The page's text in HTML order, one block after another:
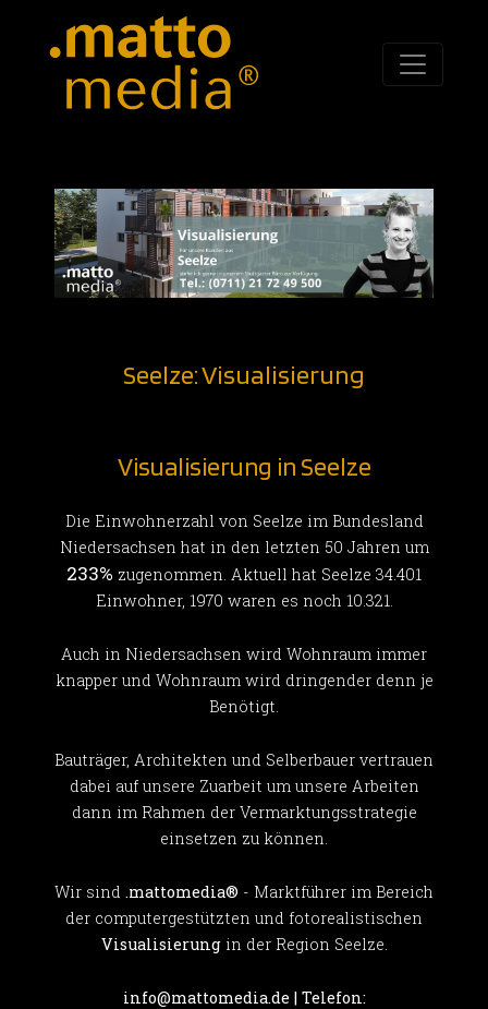
Seelze: Visualisierung
Visualisierung in Seelze
Die Einwohnerzahl von Seelze im Bundesland
Niedersachsen hat in den letzten 50 Jahren um
233% zugenommen. Aktuell hat Seelze 34.401
Einwohner, 1970 waren es noch 10.321.
Auch in Niedersachsen wird Wohnraum immer
knapper und Wohnraum wird dringender denn je
Benötigt.
Bauträger, Architekten und Selberbauer vertrauen
dabei auf unsere Zuarbeit um unsere Arbeiten
dann im Rahmen der Vermarktungsstrategie
einsetzen zu können.
Wir sind .mattomedia® - Marktführer im Bereich
der computergestützten und fotorealistischen
Visualisierungin der Region Seelze.
info@mattomedia.de | Telefon: